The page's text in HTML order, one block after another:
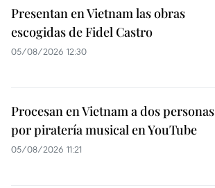
Presentan en Vietnam las obras
escogidas de Fidel Castro
05/08/2026 12:30
Procesan en Vietnam a dos personas
por piratería musical en YouTube
05/08/2026 11:21